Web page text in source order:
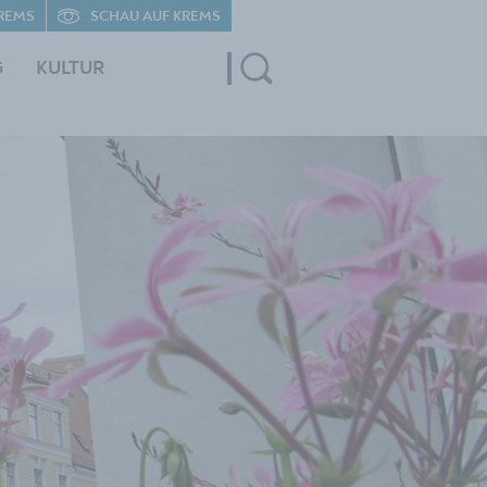
KULTUR
SCHAU AUF KREMS